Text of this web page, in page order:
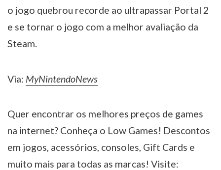
o jogo quebrou recorde ao ultrapassar Portal 2
e se tornar o jogo com a melhor avaliação da
Steam.
Via: MyNintendoNews
Quer encontrar os melhores preços de games
na internet? Conheça o Low Games! Descontos
em jogos, acessórios, consoles, Gift Cards e
muito mais para todas as marcas! Visite: